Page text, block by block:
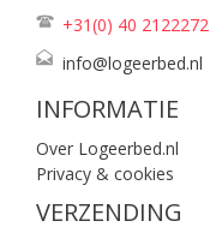
+31(0) 40 2122272
info@logeerbed.nl
INFORMATIE
Over Logeerbed.nl
Privacy & cookies
VERZENDING